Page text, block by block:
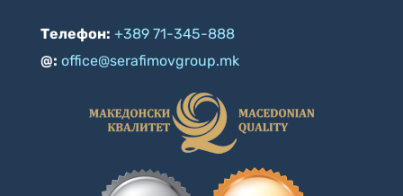
Телефон: +389 71-345-888
@: office@serafimovgroup.mk